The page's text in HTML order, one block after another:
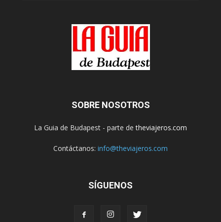
SOBRE NOSOTROS
La Guia de Budapest - parte detheviajeros.com
Contáctanos: info@theviajeros.com
SÍGUENOS